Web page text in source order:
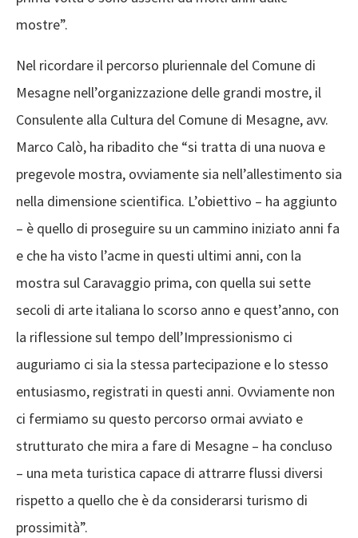
mostre”.
Nel ricordare il percorso pluriennale del Comune di
Mesagne nell’organizzazione delle grandi mostre, il
Consulente alla Cultura del Comune di Mesagne, avv.
Marco Calò, ha ribadito che “si tratta di una nuova e
pregevole mostra, ovviamente sia nell’allestimento sia
nella dimensione scientifica. L’obiettivo – ha aggiunto
– è quello di proseguire su un cammino iniziato anni fa
e che ha visto l’acme in questi ultimi anni, con la
mostra sul Caravaggio prima, con quella sui sette
secoli di arte italiana lo scorso anno e quest’anno, con
la riflessione sul tempo dell’Impressionismo ci
auguriamo ci sia la stessa partecipazione e lo stesso
entusiasmo, registrati in questi anni. Ovviamente non
ci fermiamo su questo percorso ormai avviato e
strutturato che mira a fare di Mesagne – ha concluso
– una meta turistica capace di attrarre flussi diversi
rispetto a quello che è da considerarsi turismo di
prossimità”.